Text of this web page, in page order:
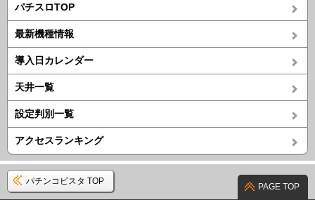
パチスロTOP
最新機種情報
導入日カレンダー
天井一覧
設定判別一覧
アクセスランキング
パチンコビスタ TOP
PAGE TOP